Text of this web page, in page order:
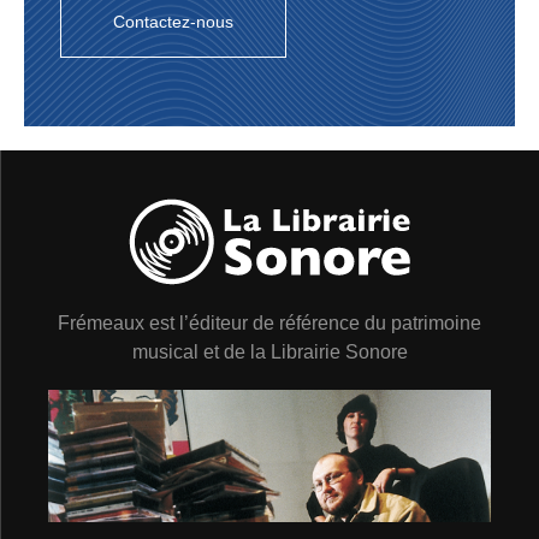
d’inspiration (cf. son solo à la Fapy Lafertin sur O
Grande Amor, par exemple).
Ici, pas d’esbroufe ni de bavardage, mais des notes qui
ont un sens et racontent une histoire. Sérénité, finesse,
sensibilité et musicalité sont les maîtres mots de ce
quintette parfaitement équilibré qui laisse la musique
respirer et où chacun a de la place pour s’exprimer.
Vanhée par exemple se fait aussi soliste (cf. son jeu à
l’archet et son chorus sur Carinhoso et ses interventions
sur Sambou Sambou de João Donato ou Só Danço
Samba de Tom Jobim). Sur l’interprétation d’Insensatez,
c’est Eric Fournier qui se fend d’un chorus aux petits
place impeccable et des idées d’arrangement originales
(sur le bluesy Triste de Jobim, le melodica du multi-
instrumentiste surdoué Stan Laferrière, qui signe aussi
le chorus de guitare sur Sambou Sambou, le chorus
sifflé par Christophe Davot sur Fim do Sonho de João
Donato ou l’accélération de tempo judicieuse sur
Contactez-nous
Frémeaux est l’éditeur de référence du patrimoine
musical et de la Librairie Sonore